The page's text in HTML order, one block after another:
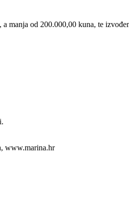
manja od 200.000,00 kuna, te
www.marina.hr